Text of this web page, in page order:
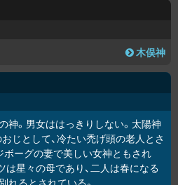
木俣神
神。男女ははっきりしない。太陽神
おじとして、冷たい禿げ頭の老人とさ
ボーグの妻で美しい女神ともされ
は星々の母であり、二人は春になる
れるとされている。